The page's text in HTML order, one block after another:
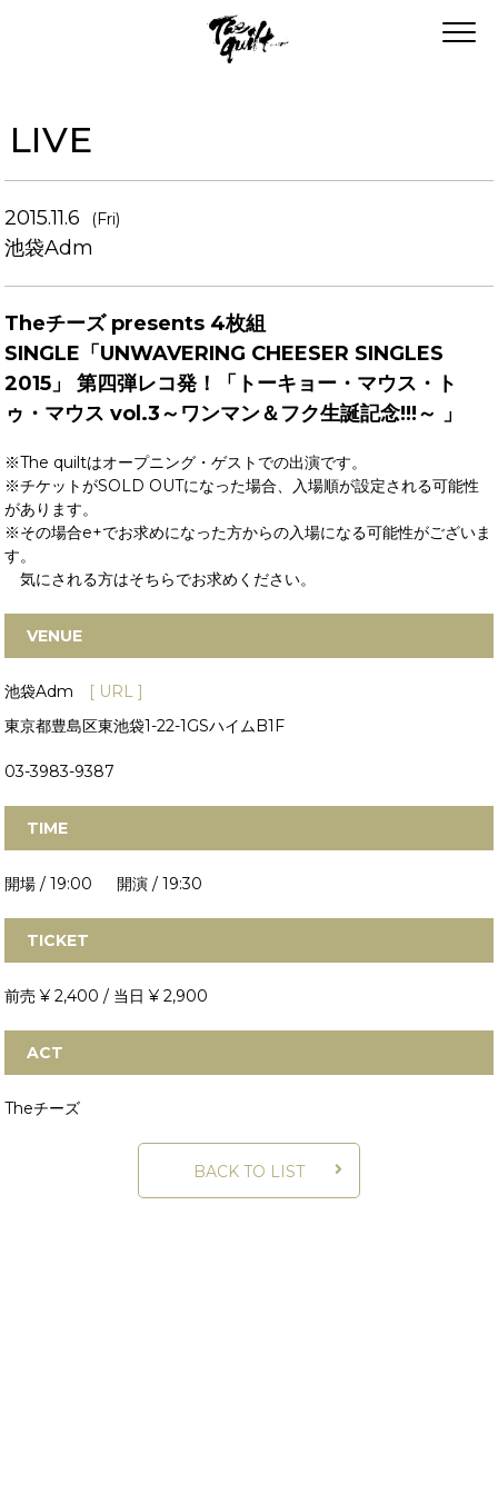
LIVE
2015.11.6 (Fri)
池袋Adm
Theチーズ presents 4枚組
SINGLE「UNWAVERING CHEESER SINGLES
2015」 第四弾レコ発！「トーキョー・マウス・ト
ゥ・マウス vol.3～ワンマン＆フク生誕記念!!!～ 」
※The quiltはオープニング・ゲストでの出演です。
※チケットがSOLD OUTになった場合、入場順が設定される可能性
があります。
※その場合e+でお求めになった方からの入場になる可能性がございま
す。
気にされる方はそちらでお求めください。
VENUE
池袋Adm
[ URL ]
東京都豊島区東池袋1-22-1GSハイムB1F
03-3983-9387
TIME
開場 / 19:00 開演 / 19:30
TICKET
前売 ¥ 2,400 / 当日 ¥ 2,900
ACT
Theチーズ
BACK TO LIST